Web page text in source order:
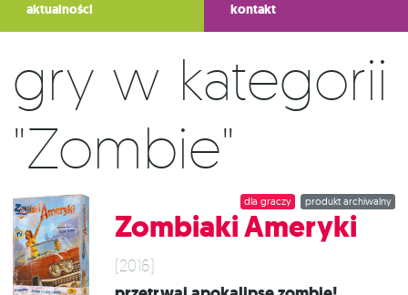
aktualności kontakt
Gry w kategorii
"Zombie"
produkt archiwalny
dla graczy
Zombiaki Ameryki
(2016)